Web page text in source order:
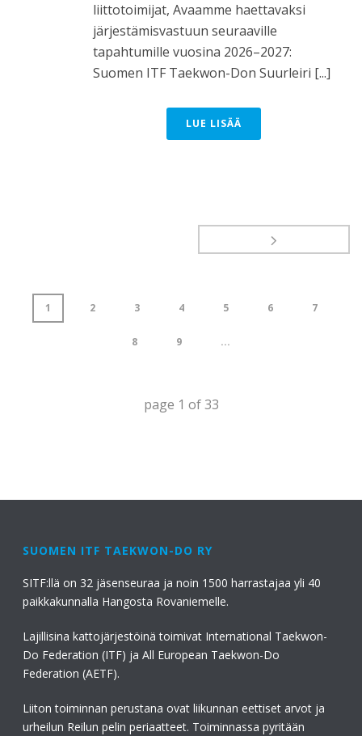
liittotoimijat, Avaamme haettavaksi
järjestämisvastuun seuraaville
tapahtumille vuosina 2026–2027:
Suomen ITF Taekwon-Don Suurleiri [...]
LUE LISÄÄ
1 2 3 4 5 6 7
8 9 ...
page 1 of33
SUOMEN ITF TAEKWON-DO RY
SITF:llä on 32 jäsenseuraa ja noin 1500 harrastajaa yli 40
paikkakunnalla Hangosta Rovaniemelle.
Lajillisina kattojärjestöinä toimivat International Taekwon-
Do Federation (ITF) ja All European Taekwon-Do
Federation (AETF).
Liiton toiminnan perustana ovat liikunnan eettiset arvot ja
urheilun Reilun pelin periaatteet. Toiminnassa pyritään